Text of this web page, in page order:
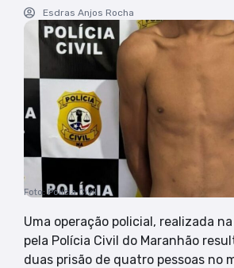
Esdras Anjos Rocha
Foto: Polícia Civil
Uma operação policial, realizada
pela Polícia Civil do Maranhão
duas prisão de quatro pessoas no